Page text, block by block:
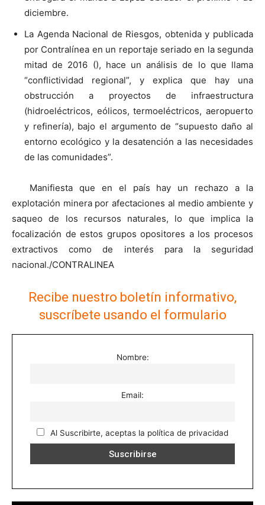
diciembre.
La Agenda Nacional de Riesgos, obtenida y publicada
por Contralínea en un reportaje seriado en la segunda
mitad de 2016 (), hace un análisis de lo que llama
“conflictividad regional”, y explica que hay una
obstrucción a proyectos de infraestructura
(hidroeléctricos, eólicos, termoeléctricos, aeropuerto
y refinería), bajo el argumento de “supuesto daño al
entorno ecológico y la desatención a las necesidades
de las comunidades”.
Manifiesta que en el país hay un rechazo a la
explotación minera por afectaciones al medio ambiente y
saqueo de los recursos naturales, lo que implica la
focalización de estos grupos opositores a los procesos
extractivos como de interés para la seguridad
nacional./CONTRALINEA
Recibe nuestro boletín informativo,
suscríbete usando el formulario
Nombre:
Email:
Al Suscribirte, aceptas la política de privacidad